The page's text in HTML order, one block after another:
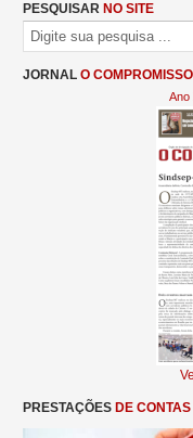
PESQUISAR NO SITE
JORNAL O COMPROMISSO
Ano
PRESTAÇÕES DE CONTAS